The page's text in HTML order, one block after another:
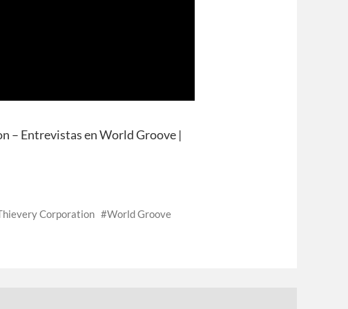
– Entrevistas en World Groove |
Corporation World Groove